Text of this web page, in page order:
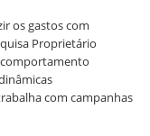
os gastos com
Proprietário
comportamento
com campanhas